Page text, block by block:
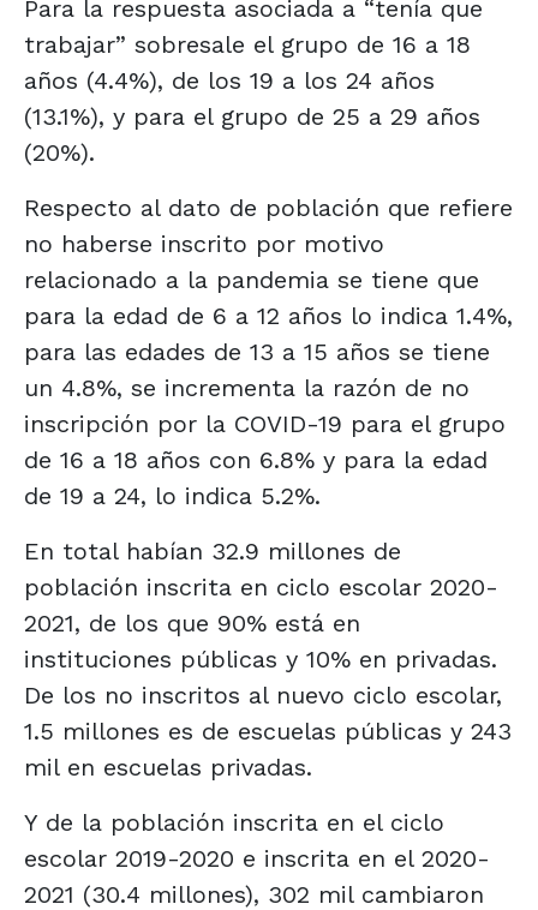
Para la respuesta asociada a “tenía que
trabajar” sobresale el grupo de 16 a 18
años (4.4%), de los 19 a los 24 años
(13.1%), y para el grupo de 25 a 29 años
(20%).
Respecto al dato de población que refiere
no haberse inscrito por motivo
relacionado a la pandemia se tiene que
para la edad de 6 a 12 años lo indica 1.4%,
para las edades de 13 a 15 años se tiene
un 4.8%, se incrementa la razón de no
inscripción por la COVID-19 para el grupo
de 16 a 18 años con 6.8% y para la edad
de 19 a 24, lo indica 5.2%.
En total habían 32.9 millones de
población inscrita en ciclo escolar 2020-
2021, de los que 90% está en
instituciones públicas y 10% en privadas.
De los no inscritos al nuevo ciclo escolar,
1.5 millones es de escuelas públicas y 243
mil en escuelas privadas.
Y de la población inscrita en el ciclo
escolar 2019-2020 e inscrita en el 2020-
2021 (30.4 millones), 302 mil cambiaron